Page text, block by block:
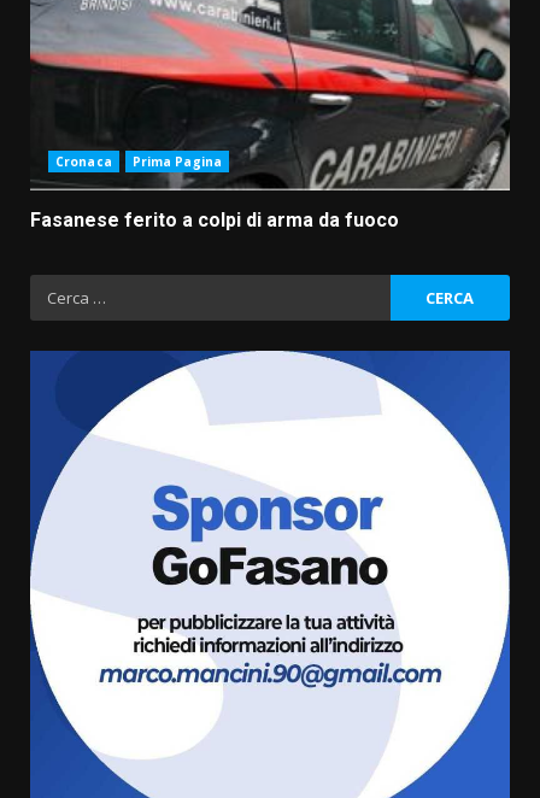
Cronaca Prima Pagina
Fasanese ferito a colpi di arma da fuoco
Ricerca
per:
Fasanese ferito a colpi di arma
da fuoco
6 Agosto 2026 18:13
Carta d’identità: continua il piano
di aperture straordinarie del
Comune di Fasano